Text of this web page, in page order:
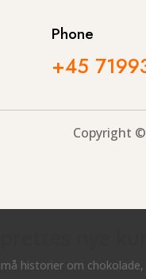
Phone
+45
Copyright
historier om